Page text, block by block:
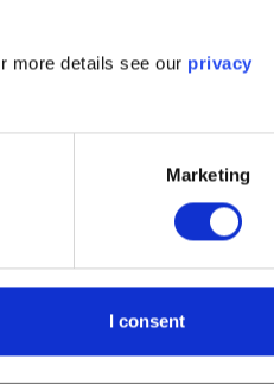
more details see our privacy
Marketing
I consent
a la innovación como
En cuanto al financiamiento,
invertido apalancó £13 de